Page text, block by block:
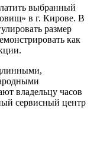
выбранный
в г. Кирове. В
размер
как
владельцу часов
сервисный центр